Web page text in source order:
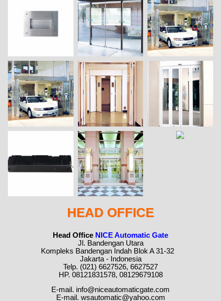
HEAD OFFICE
Head Office NICE Automatic Gate
Jl. Bandengan Utara
Kompleks Bandengan Indah Blok A 31-32
Jakarta - Indonesia
Telp. (021) 6627526, 6627527
HP. 08121831578, 08129679108
E-mail. info@niceautomaticgate.com
E-mail. wsautomatic@yahoo.com